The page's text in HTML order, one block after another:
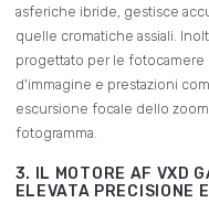
asferiche ibride, gestisce
quelle cromatiche assiali.
progettato per le fotocamere
d'immagine e prestazioni
escursione focale dello
fotogramma.
3. IL MOTORE AF VXD
ELEVATA PRECISIONE